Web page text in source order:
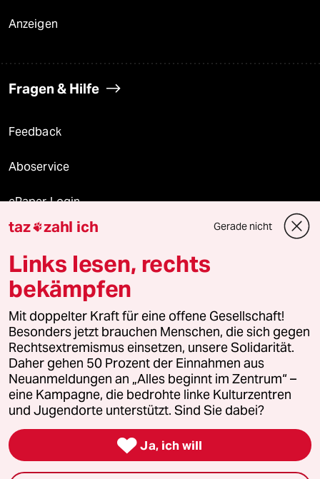
Anzeigen
Fragen & Hilfe
Feedback
Aboservice
ePaper Login
Downloads für Abonnierende
© 2026 taz Verlags und Vertriebs GmbH
Alle Rechte vorbehalten. Bei rechtlichen Fragen oder für Genehmigungen
wenden Sie sich bitte an
lizenzen@taz.de
Feedback Redaktionsstatut Kommune-Richtlinien
Leitlinie Informant Datenschutz Impressum AGB
Seitenwende Einwilligungen widerrufen (Ads)
taz zahl ich Gerade nicht
Links lesen, rechts
bekämpfen
Mit doppelter Kraft für eine offene Gesellschaft!
Besonders jetzt brauchen Menschen, die sich gegen
Rechtsextremismus einsetzen, unsere Solidarität.
Daher gehen 50 Prozent der Einnahmen aus
Neuanmeldungen an „Alles beginnt im Zentrum“ –
eine Kampagne, die bedrohte linke Kulturzentren
und Jugendorte unterstützt. Sind Sie dabei?
 Ja, ich will